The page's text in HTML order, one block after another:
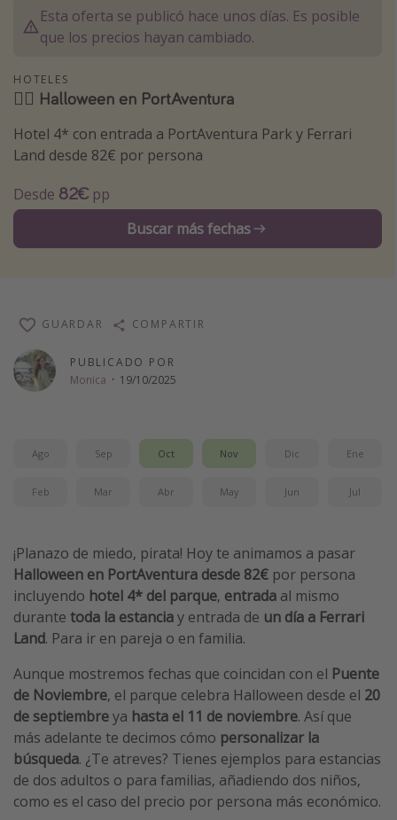
Marruecos
Islas Baleares
México
Tailandia
Maldivas
Albania
Inspiración para viajes
Camping
Viajar sola como mujer
Ofertas para Vacaciones Activas
Viajes en familia
Viajes para singles
Trabajar en el extranjero
Cruceros por el Mediterráneo
Hoteles más hot de España
Guía de equipaje de mano
Parques de atracciones
Viaja con musicales
El Rey León el musical
Harry Potter en Londres y otros destinos
Eventos deportivos
Esta oferta se publicó hace unos días. Es posible
que los precios hayan cambiado.
HOTELES
🧙‍♀️ Halloween en PortAventura
Hotel 4* con entrada a PortAventura Park y Ferrari
Land desde 82€ por persona
Desde 82€ pp
Buscar más fechas
PUBLICADO POR
Monica · 19/10/2025
GUARDAR COMPARTIR
Ago Sep Oct Nov Dic Ene
Feb Mar Abr May Jun Jul
¡Planazo de miedo, pirata! Hoy te animamos a pasar
Halloween en PortAventura desde 82€ por persona
incluyendo hotel 4* del parque, entrada al mismo
durante toda la estanciay entrada de un día a Ferrari
Land. Para ir en pareja o en familia.
Aunque mostremos fechas que coincidan con el Puente
de Noviembre, el parque celebra Halloween desde el 20
de septiembreya hasta el 11 de noviembre. Así que
más adelante te decimos cómo personalizar la
búsqueda. ¿Te atreves? Tienes ejemplos para estancias
de dos adultos o para familias, añadiendo dos niños,
como es el caso del precio por persona más económico.